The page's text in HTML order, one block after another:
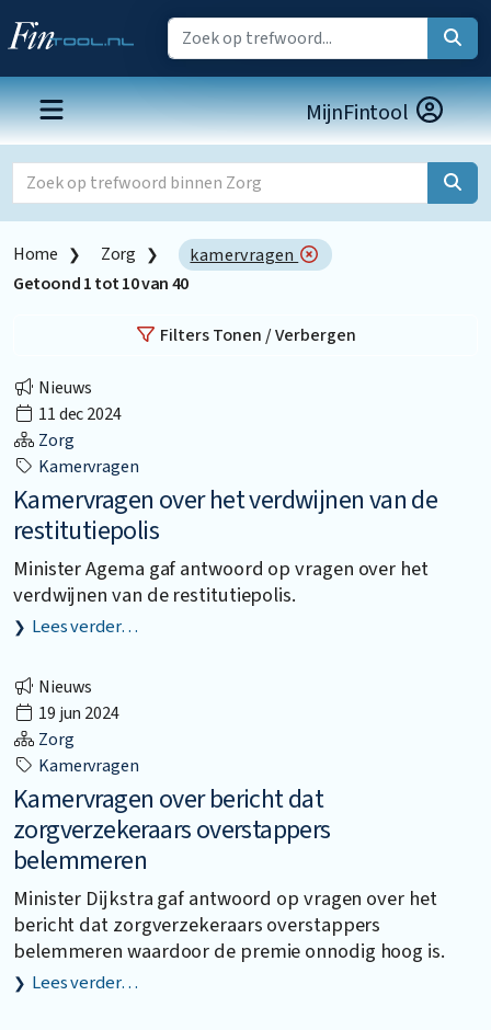
MijnFintool
Home Zorg
kamervragen
Getoond1tot10van40
Filters Tonen / Verbergen
Nieuws
11 dec 2024
Zorg
Kamervragen
Kamervragen over het verdwijnen van de
restitutiepolis
Minister Agema gaf antwoord op vragen over het
verdwijnen van de restitutiepolis.
Lees verder…
Nieuws
19 jun 2024
Zorg
Kamervragen
Kamervragen over bericht dat
zorgverzekeraars overstappers
belemmeren
Minister Dijkstra gaf antwoord op vragen over het
bericht dat zorgverzekeraars overstappers
belemmeren waardoor de premie onnodig hoog is.
Lees verder…